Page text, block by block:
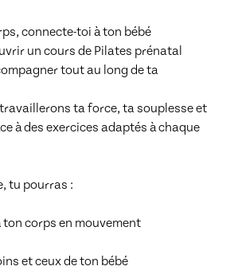
connecte-toi à ton bébé
un cours de Pilates prénatal
tout au long de ta
ta force, ta souplesse et
à des exercices adaptés à chaque
tu pourras :
ton corps en mouvement
et ceux de ton bébé